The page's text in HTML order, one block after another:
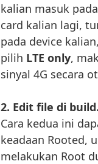
kalian masuk
card kalian lagi,
pada device
pilih LTE only,
sinyal 4G secara
2. Edit file di
Cara kedua ini
keadaan Rooted,
melakukan Root